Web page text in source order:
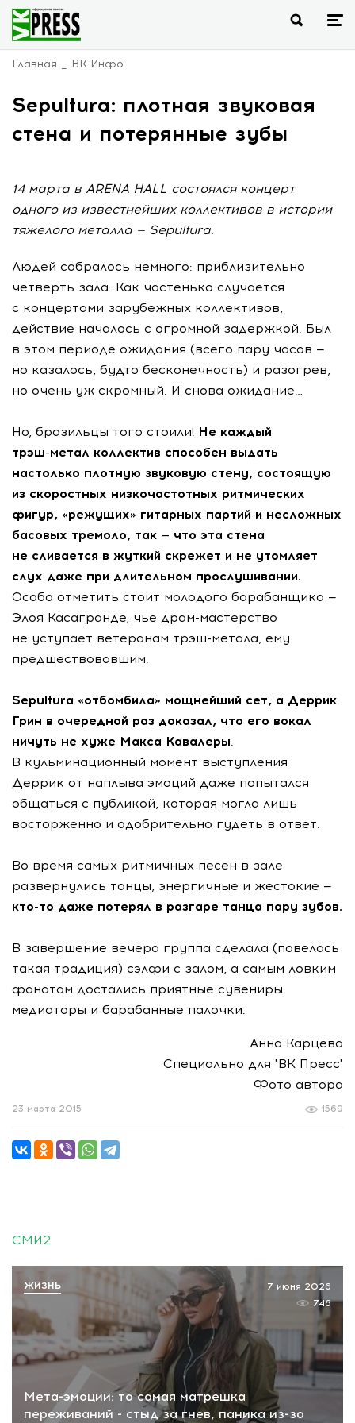
Главная ВК Инфо
Sepultura: плотная звуковая
стена и потерянные зубы
14 марта в ARENA HALL состоялся концерт
одного из известнейших коллективов в истории
тяжелого металла — Sepultura.
Людей собралось немного: приблизительно
четверть зала. Как частенько случается
с концертами зарубежных коллективов,
действие началось с огромной задержкой. Был
в этом периоде ожидания (всего пару часов —
но казалось, будто бесконечность) и разогрев,
но очень уж скромный. И снова ожидание…
Но, бразильцы того стоили! Не каждый
трэш-метал коллектив способен выдать
настолько плотную звуковую стену, состоящую
из скоростных низкочастотных ритмических
фигур, «режущих» гитарных партий и несложных
басовых тремоло, так — что эта стена
не сливается в жуткий скрежет и не утомляет
слух даже при длительном прослушивании.
Особо отметить стоит молодого барабанщика —
Элоя Касагранде, чье драм-мастерство
не уступает ветеранам трэш-метала, ему
предшествовавшим.
Sepultura «отбомбила» мощнейший сет, а Деррик
Грин в очередной раз доказал, что его вокал
ничуть не хуже Макса Кавалеры.
В кульминационный момент выступления
Деррик от наплыва эмоций даже попытался
общаться с публикой, которая могла лишь
восторженно и одобрительно гудеть в ответ.
Во время самых ритмичных песен в зале
развернулись танцы, энергичные и жестокие —
кто-то даже потерял в разгаре танца пару зубов.
В завершение вечера группа сделала (повелась
такая традиция) сэлфи с залом, а самым ловким
фанатам достались приятные сувениры:
медиаторы и барабанные палочки.
Анна Карцева
Специально для "ВК Пресс"
Фото автора
1569
23 марта 2015
СМИ2
Мета-эмоции: та самая матрешка
переживаний - стыд за гнев, паника из-за
7 июня 2026
746
ЖИЗНЬ